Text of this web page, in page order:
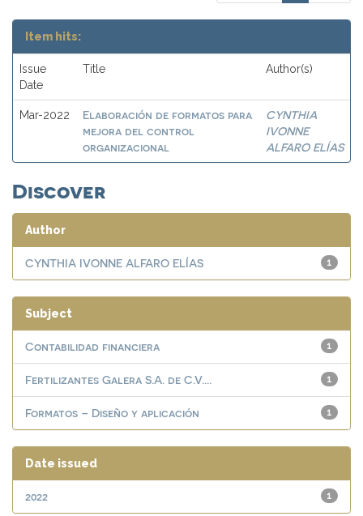
Item hits:
Issue
Date
Title Author(s)
Mar-2022
Elaboración de formatos para
mejora del control
organizacional
CYNTHIA
IVONNE
ALFARO ELÍAS
Discover
Author
1
CYNTHIA IVONNE ALFARO ELÍAS
Subject
1
Contabilidad financiera
1
Fertilizantes Galera S.A. de C.V....
1
Formatos – Diseño y aplicación
Date issued
1
2022